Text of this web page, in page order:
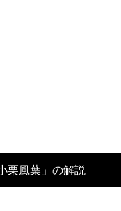
栗風葉」の解説